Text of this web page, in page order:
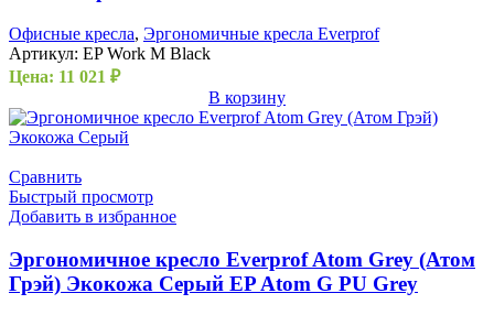
Офисные кресла, Эргономичные кресла Everprof
Артикул: EP Work M Black
Цена: 11 021 ₽
В корзину
Сравнить
Быстрый просмотр
Добавить в избранное
Эргономичное кресло Everprof Atom Grey (Атом
Грэй) Экокожа Серый EP Atom G PU Grey